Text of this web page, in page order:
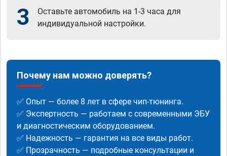
3
Оставьте автомобиль на 1-3 часа для
индивидуальной настройки.
Почему нам можно доверять?
✅ Опыт — более 8 лет в сфере чип-тюнинга.
✅ Экспертность — работаем с современными ЭБУ
и диагностическим оборудованием.
✅ Надежность — гарантия на все виды работ.
✅ Прозрачность — подробные консультации и